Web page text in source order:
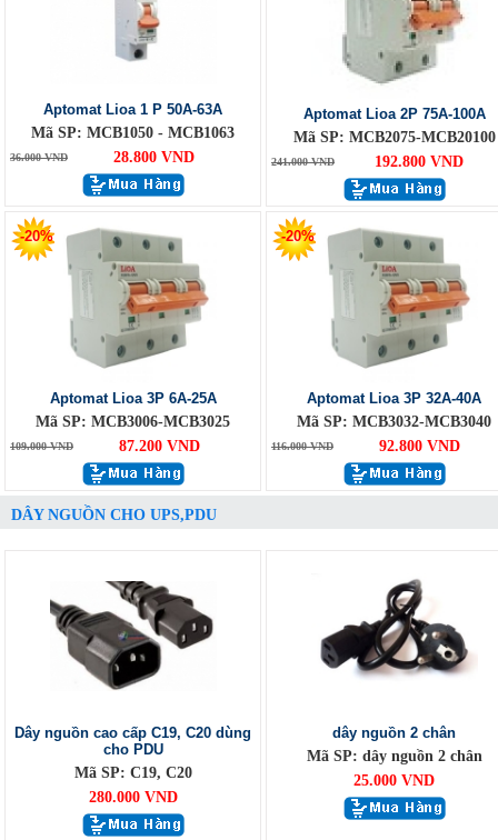
Aptomat Lioa 1 P 50A-63A
Mã SP: MCB1050 - MCB1063
36.000 VND 28.800 VND
Aptomat Lioa 2P 75A-100A
Mã SP: MCB2075-MCB20100
241.000 VND 192.800 VND
-20%
Aptomat Lioa 3P 6A-25A
Mã SP: MCB3006-MCB3025
109.000 VND 87.200 VND
-20%
Aptomat Lioa 3P 32A-40A
Mã SP: MCB3032-MCB3040
116.000 VND 92.800 VND
DÂY NGUỒN CHO UPS,PDU
Dây nguồn cao cấp C19, C20 dùng
cho PDU
Mã SP: C19, C20
280.000 VND
dây nguồn 2 chân
Mã SP: dây nguồn 2 chân
25.000 VND